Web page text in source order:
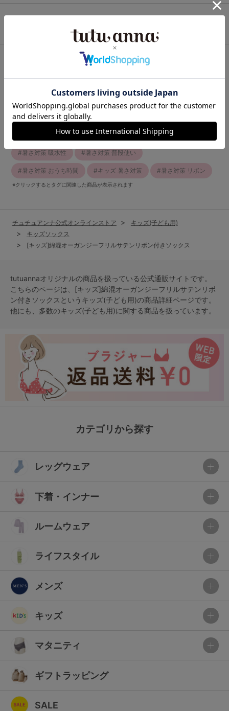
この商品と一緒に見られている商品
最近チェックしたアイテム
関連キーワード
暑さ対策 夏のおでかけ
暑さ対策 カジュアル 暑さ対策 シンプル 暑さ対策 綿混
暑さ対策 吸水性 暑さ対策 普段使い
暑さ対策 おうち時間 キッズ 暑さ対策 暑さ対策 リボン
※クリックするとタグに関連した商品が表示されます
チュチュアンナ公式オンラインストア
キッズ(子ども用)
キッズソックス
[キッズ]綿混オーガンジーフリルサテンリボン付きソックス
tutuannaオリジナルの商品を扱っている公式通販サイトです。
こちらのページは、[キッズ]綿混オーガンジーフリルサテンリボ
ン付きソックスという キッズ(子ども用)の商品詳細ページです。
他にも、多数のキッズ(子ども用)に関する商品を扱っています。
カテゴリから探す
レッグウェア
下着・インナー
ルームウェア
ライフスタイル
メンズ
キッズ
マタニティ
ギフトラッピング
SALE